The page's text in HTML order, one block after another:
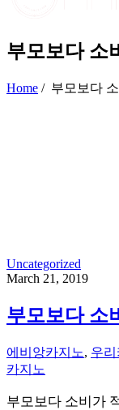
부모보다 소
Home / 부모보다
Uncategorized
March 21, 2019
부모보다 소
에비앙카지노, 우
카지노
부모보다 소비가